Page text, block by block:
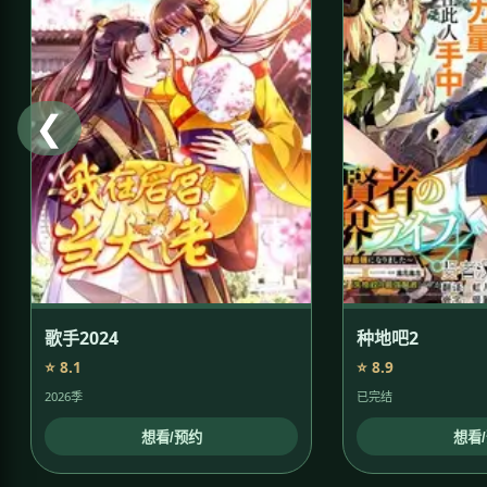
❮
歌手2024
⭐ 8.1
2026季
想看/预约
种地吧2
⭐ 8.9
已完结
想看